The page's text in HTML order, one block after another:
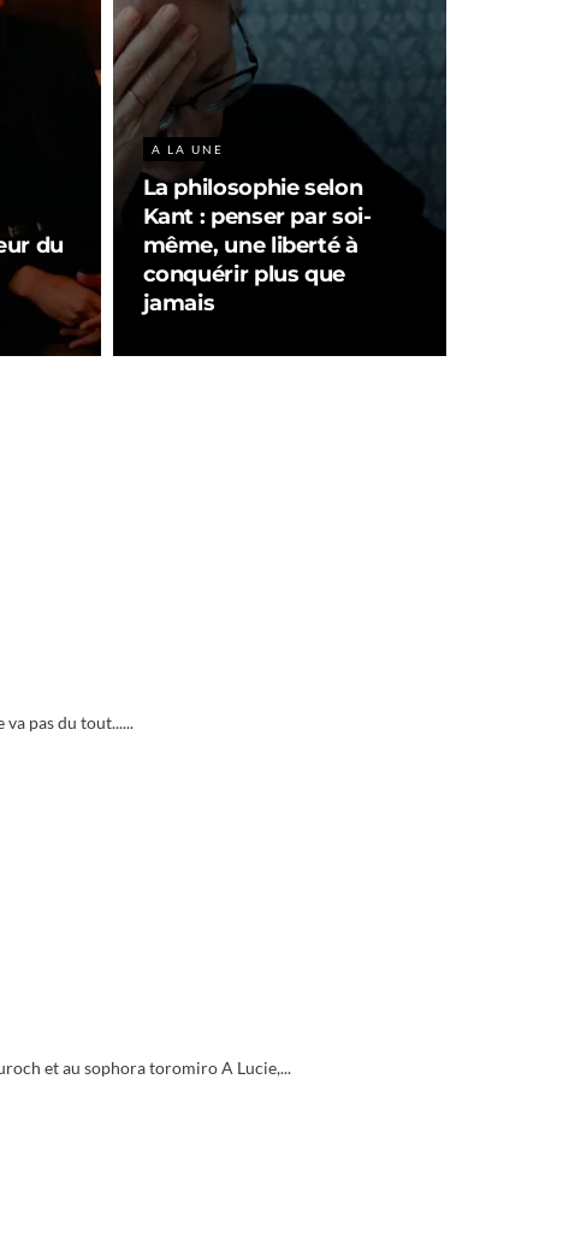
du
A LA UNE
La philosophie selon
Kant : penser par soi-
même, une liberté à
conquérir plus que
jamais
va pas du tout......
et au sophora toromiro A Lucie,...